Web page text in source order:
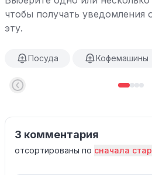
чтобы получать уведомления
эту.
Посуда Кофемашины
3 комментария
отсортированы по сначала